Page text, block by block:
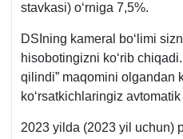
stavkasi) oʻrniga 7,5%.
DSIning kameral boʻlimi
hisobotingizni koʻrib
qilindi” maqomini olgandan
koʻrsatkichlaringiz
2023 yilda (2023 yil uchun)